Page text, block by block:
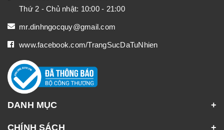
Thứ 2 - Chủ nhật: 10:00 - 21:00
mr.dinhngocquy@gmail.com
www.facebook.com/TrangSucDaTuNhien
DANH MỤC
CHÍNH SÁCH